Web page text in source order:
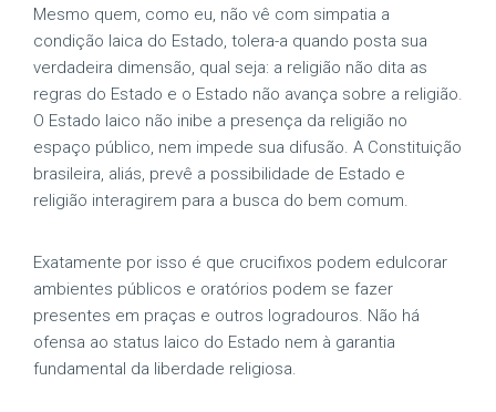
Mesmo quem, como eu, não vê com simpatia a
condição laica do Estado, tolera-a quando posta sua
verdadeira dimensão, qual seja: a religião não dita as
regras do Estado e o Estado não avança sobre a religião.
O Estado laico não inibe a presença da religião no
espaço público, nem impede sua difusão. A Constituição
brasileira, aliás, prevê a possibilidade de Estado e
religião interagirem para a busca do bem comum.
Exatamente por isso é que crucifixos podem edulcorar
ambientes públicos e oratórios podem se fazer
presentes em praças e outros logradouros. Não há
ofensa ao status laico do Estado nem à garantia
fundamental da liberdade religiosa.